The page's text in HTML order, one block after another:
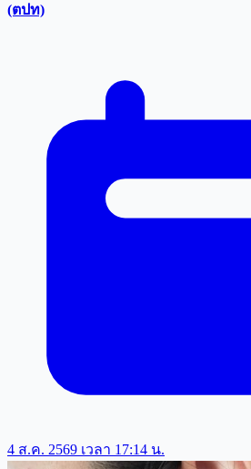
(ตปท)
4 ส.ค. 2569 เวลา 17:14 น.